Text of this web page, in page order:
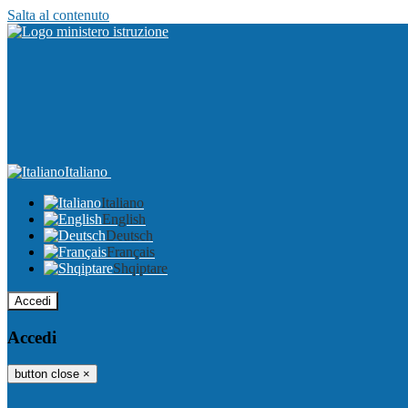
Salta al contenuto
Italiano
Italiano
English
Deutsch
Français
Shqiptare
Accedi
Accedi
button close ×